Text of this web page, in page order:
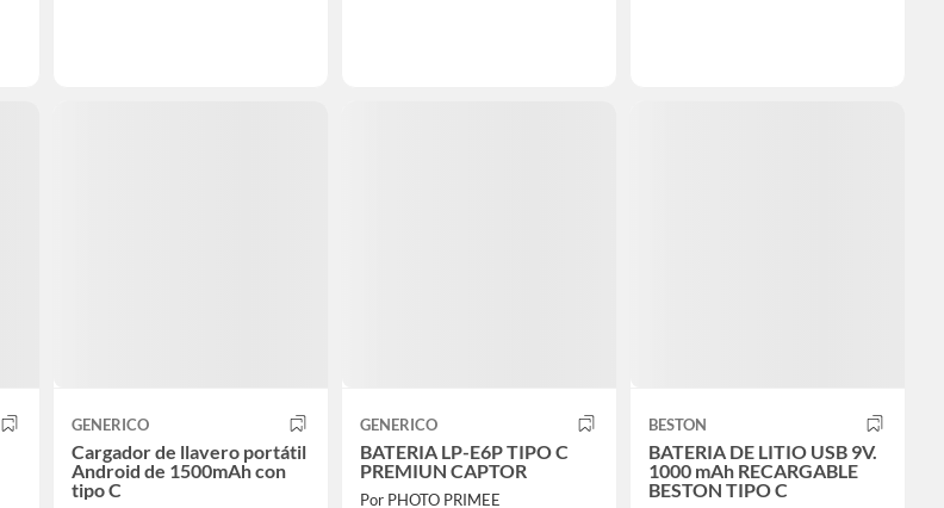
GENERICO
Cargador de llavero portátil
Android de 1500mAh con
tipo C
GENERICO
BATERIA LP-E6P TIPO C
PREMIUN CAPTOR
Por PHOTO PRIMEE
BESTON
BATERIA DE LITIO USB 9V.
1000 mAh RECARGABLE
BESTON TIPO C